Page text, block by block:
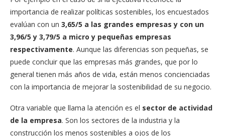
importancia de realizar políticas sostenibles, los encuestados
evalúan con un 3,65/5 a las grandes empresas y con un
3,96/5 y 3,79/5 a micro y pequeñas empresas
respectivamente. Aunque las diferencias son pequeñas, se
puede concluir que las empresas más grandes, que por lo
general tienen más años de vida, están menos concienciadas
con la importancia de mejorar la sostenibilidad de su negocio.
Otra variable que llama la atención es el sector de actividad
de la empresa. Son los sectores de la industria y la
construcción los menos sostenibles a ojos de los